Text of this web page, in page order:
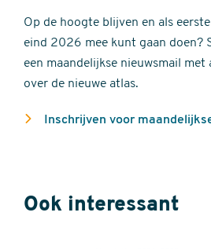
Op de hoogte blijven en als
eind 2026 mee kunt gaan doen?
een maandelijkse nieuwsmail met
over de nieuwe atlas.
Inschrijven voor
Ook interessant